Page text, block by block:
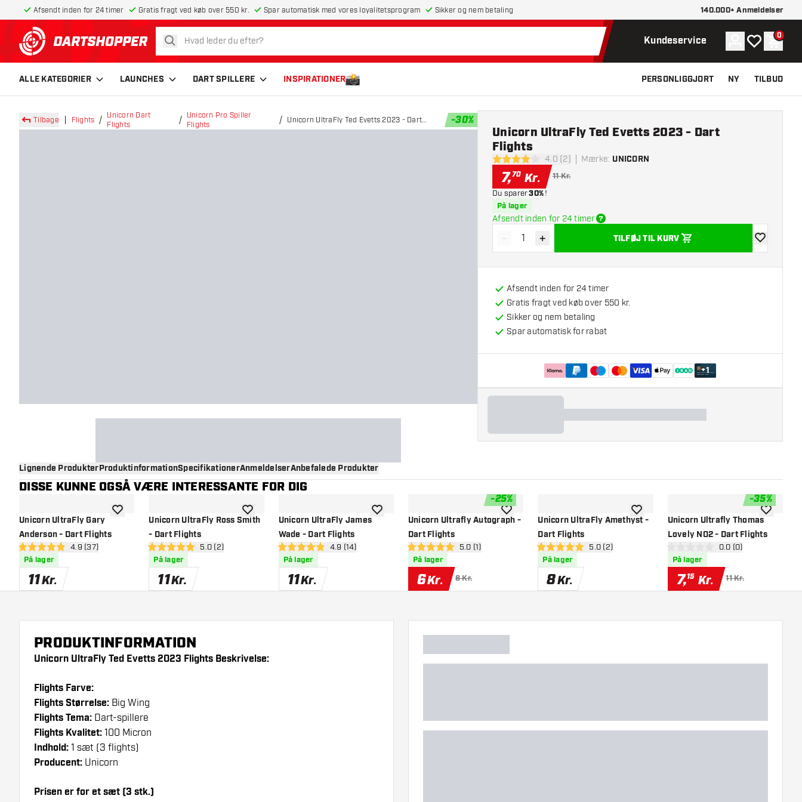
Afsendt inden for 24 timer Gratis fragt ved køb over 550 kr. Spar automatisk med vores loyalitetsprogram Sikker og nem betaling 140.000+ Anmeldelser
tilbage til forsiden
søg Kundeservice Konto
Min 0
ALLE KATEGORIER LAUNCHES DART SPILLERE INSPIRATIONER PERSONLIGGJORT NY TILBUD
Tilbage Flights
Unicorn Dart
Flights
Unicorn Pro Spiller
Flights
Unicorn UltraFly Ted Evetts 2023 - Dart
Flights
-30%
4 bedømmelsesstjerner
4.0 (2) Mærke: UNICORN
Unicorn UltraFly Ted Evetts 2023 - Dart
Flights
7,70 Kr. 11 Kr.
Du sparer30%!
På lager
Afsendt inden for 24 timer
Reducér antal
- Øg antal
+ TILFØJ TIL KURV
tilføje til
Afsendt inden for 24 timer
Gratis fragt ved køb over 550 kr.
Sikker og nem betaling
Spar automatisk for rabat
+1
Lignende ProdukterProduktinformationSpecifikationerAnmeldelserAnbefalede Produkter
DISSE KUNNE OGSÅ VÆRE INTERESSANTE FOR DIG
Unicorn UltraFly Gary
Anderson - Dart Flights
åbn anmeldelsespanel
4.9 bedømmelsesstjerner
4.9 (37)
På lager
11Kr.
tilføje til ønskelisteUnicorn UltraFly Ross Smith
- Dart Flights
åbn anmeldelsespanel
5 bedømmelsesstjerner
5.0 (2)
På lager
11Kr.
tilføje til ønskelisteUnicorn UltraFly James
Wade - Dart Flights
åbn anmeldelsespanel
4.9 bedømmelsesstjerner
4.9 (14)
På lager
11Kr.
tilføje til ønskeliste
-25%
Unicorn Ultrafly Autograph -
Dart Flights
åbn anmeldelsespanel
5 bedømmelsesstjerner
5.0 (1)
På lager
6Kr. 8 Kr.
tilføje til ønskelisteUnicorn UltraFly Amethyst -
Dart Flights
åbn anmeldelsespanel
5 bedømmelsesstjerner
5.0 (2)
På lager
8Kr.
tilføje til ønskeliste
-35%
Unicorn Ultrafly Thomas
Lovely NO2 - Dart Flights
åbn anmeldelsespanel
0 bedømmelsesstjerner
0.0 (0)
På lager
7,15 Kr. 11 Kr.
tilføje til
PRODUKTINFORMATION
Unicorn UltraFly Ted Evetts 2023 Flights Beskrivelse:
Flights Farve:
Flights Størrelse: Big Wing
Flights Tema: Dart-spillere
Flights Kvalitet: 100 Micron
Indhold: 1 sæt (3 flights)
Producent: Unicorn
Prisen er for et sæt (3 stk.)